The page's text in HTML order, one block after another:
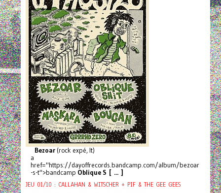
Bezoar(rock expé, It)
a
href="https://dayoffrecords.bandcamp.com/album/bezoar
-s-t">bandcamp Oblique S [ ... ]
JEU 01/10 : CALLAHAN & WITSCHER + PIF & THE GEE GEES